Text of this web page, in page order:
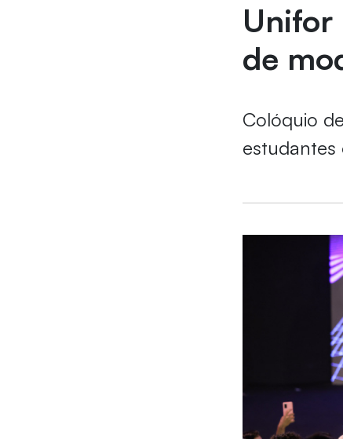
Unifor
de
Colóquio
estudantes